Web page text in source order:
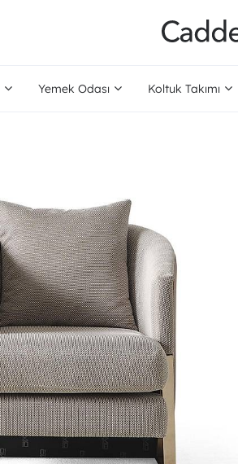
Yemek Odası Koltuk Takımı